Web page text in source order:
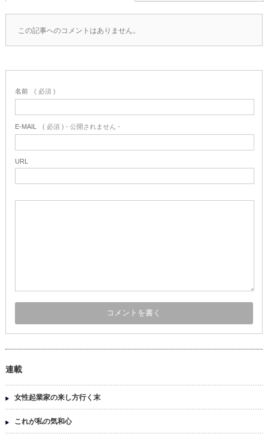
この記事へのコメントはありません。
名前 ( 必須 )
E-MAIL ( 必須 ) - 公開されません -
URL
連載
女性起業家の来し方行く末
これが私の気和心